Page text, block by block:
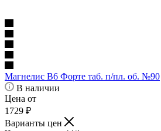
Магнелис В6 Форте таб. п/пл. об. №90
В наличии
Цена от
1729 ₽
Варианты цен